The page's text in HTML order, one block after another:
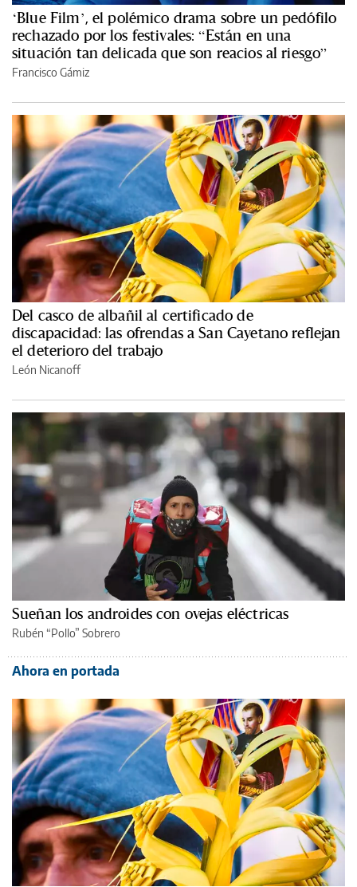
‘Blue Film’, el polémico drama sobre un pedófilo
rechazado por los festivales: “Están en una
situación tan delicada que son reacios al riesgo”
Francisco Gámiz
Del casco de albañil al certificado de
discapacidad: las ofrendas a San Cayetano reflejan
el deterioro del trabajo
León Nicanoff
Sueñan los androides con ovejas eléctricas
Rubén “Pollo” Sobrero
Ahora en portada